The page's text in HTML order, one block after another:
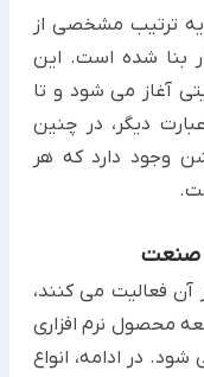
ترتیب مشخصی از
بنا شده است. این
آغاز می شود و تا
دیگر، در چنین
وجود دارد که هر
صنعت
فعالیت می کنند،
محصول نرم افزاری
در ادامه، انواع